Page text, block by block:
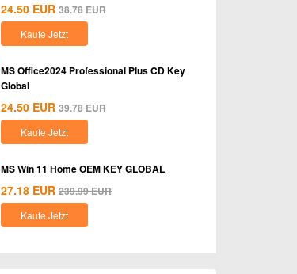
24.50 EUR 38.78EUR
Kaufe Jetzt
MS Office2024 Professional Plus CD Key
Global
24.50 EUR 39.78EUR
Kaufe Jetzt
MS Win 11 Home OEM KEY GLOBAL
27.18 EUR 239.99EUR
Kaufe Jetzt